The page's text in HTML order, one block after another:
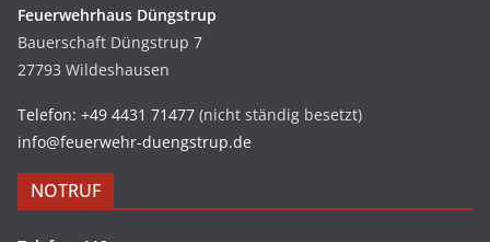
Feuerwehrhaus Düngstrup
Bauerschaft Düngstrup 7
27793 Wildeshausen
Telefon: +49 4431 71477 (nicht ständig besetzt)
info@feuerwehr-duengstrup.de
NOTRUF